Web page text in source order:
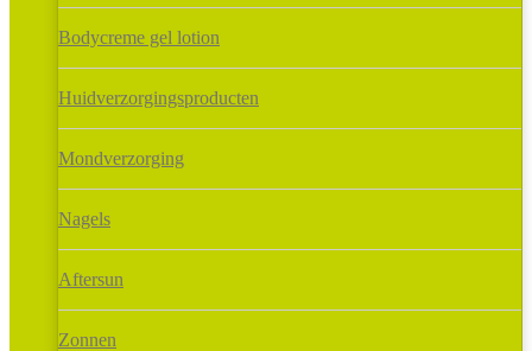
Bodycreme gel lotion
Huidverzorgingsproducten
Mondverzorging
Nagels
Aftersun
Zonnen